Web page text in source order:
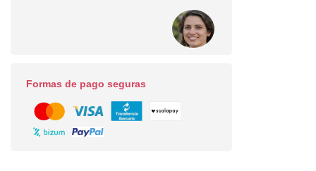
Formas de pago seguras